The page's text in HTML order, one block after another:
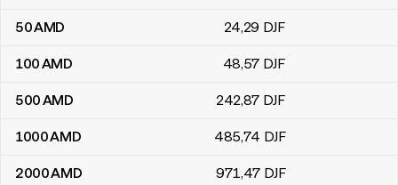
50AMD 24,29 DJF
100AMD 48,57 DJF
500AMD 242,87 DJF
1000AMD 485,74 DJF
2000AMD 971,47 DJF